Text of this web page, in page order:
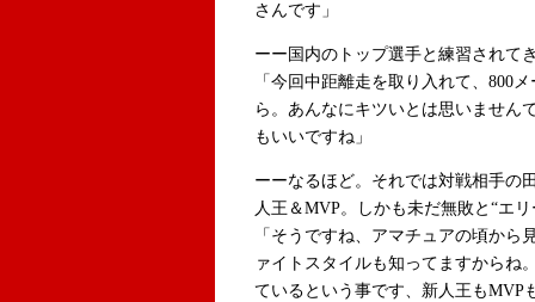
さんです」
ーー国内のトップ選手と練習されて
「今回中距離走を取り入れて、800
ら。あんなにキツいとは思いません
もいいですね」
ーーなるほど。それでは対戦相手の
人王＆MVP。しかも未だ無敗と“エ
「そうですね、アマチュアの頃か
ァイトスタイルも知ってますからね
ているという事です、新人王もMVP